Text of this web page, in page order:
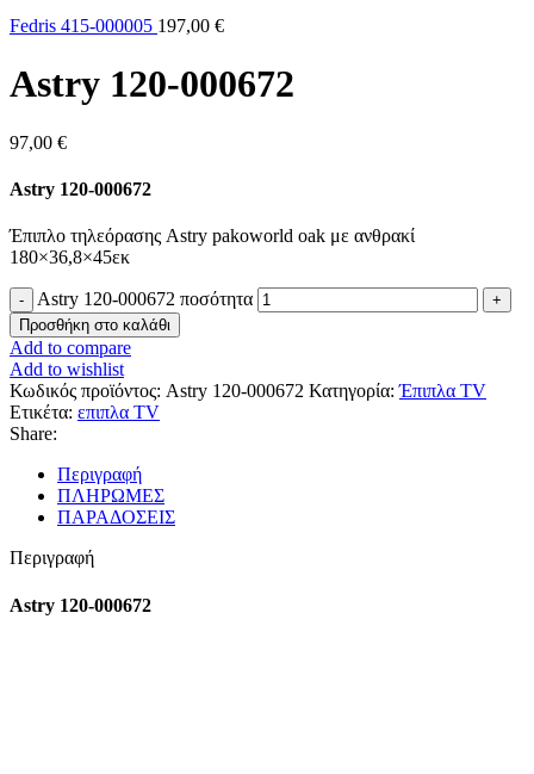
Fedris 415-000005 197,00 €
Astry 120-000672
97,00 €
Astry 120-000672
Έπιπλο τηλεόρασης Astry pakoworld oak με ανθρακί
180×36,8×45εκ
Astry 120-000672 ποσότητα
Προσθήκη στο καλάθι
Add to compare
Add to wishlist
Κωδικός προϊόντος: Astry 120-000672 Κατηγορία: Έπιπλα TV
Ετικέτα: επιπλα TV
Share:
Περιγραφή
ΠΛΗΡΩΜΕΣ
ΠΑΡΑΔΟΣΕΙΣ
Περιγραφή
Astry 120-000672